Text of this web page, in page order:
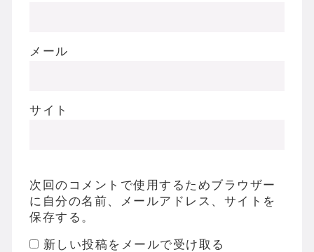
メール
サイト
次回のコメントで使用するためブラウザー
に自分の名前、メールアドレス、サイトを
保存する。
新しい投稿をメールで受け取る